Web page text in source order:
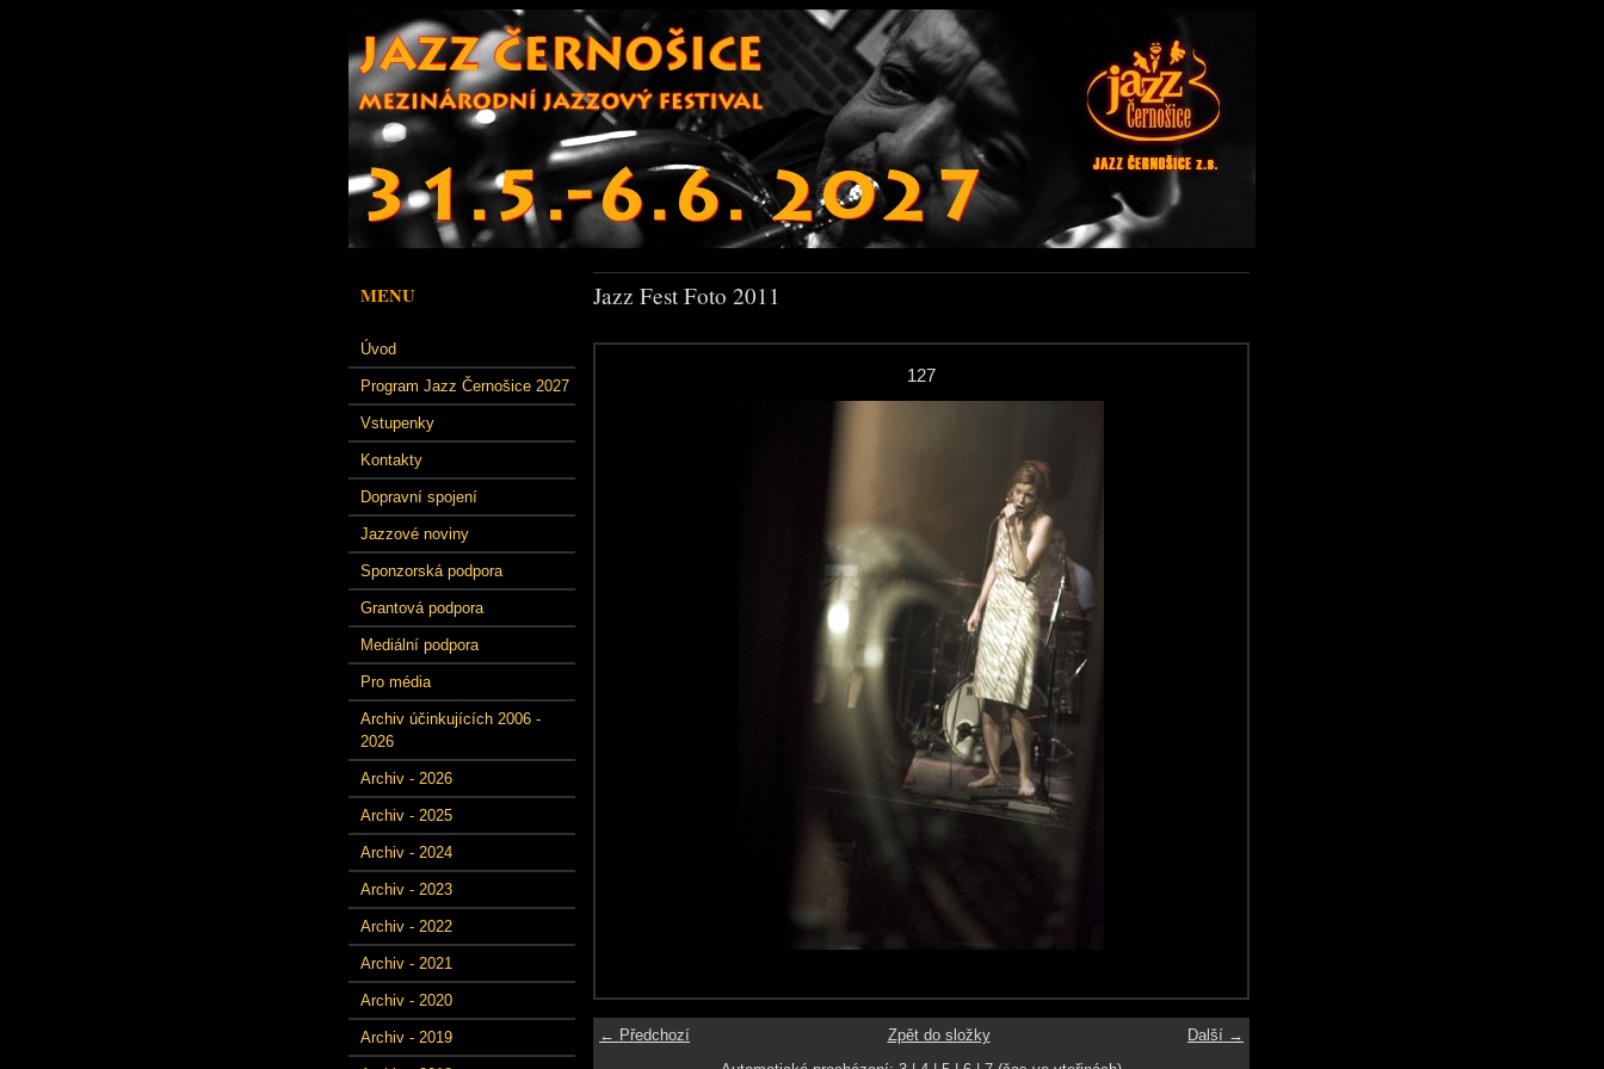
MENU
Úvod
Program Jazz Černošice 2027
Vstupenky
Kontakty
Dopravní spojení
Jazzové noviny
Sponzorská podpora
Grantová podpora
Mediální podpora
Pro média
Archiv účinkujících 2006 -
2026
Archiv - 2026
Archiv - 2025
Archiv - 2024
Archiv - 2023
Archiv - 2022
Archiv - 2021
Archiv - 2020
Archiv - 2019
Jazz Fest Foto 2011
127
← Předchozí Další →
Zpět do složky